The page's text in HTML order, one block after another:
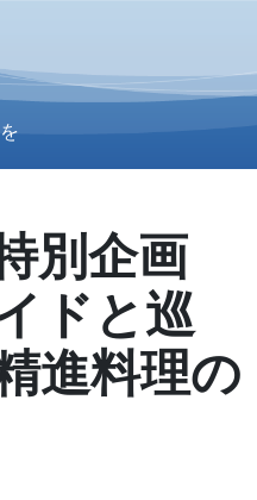
別企画
ドと巡
進料理の